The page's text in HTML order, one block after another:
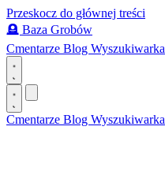
Przeskocz do głównej treści
🪦 Baza Grobów
Cmentarze Blog Wyszukiwarka
Cmentarze Blog Wyszukiwarka